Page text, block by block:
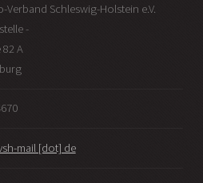
Verband Schleswig-Holstein e.V.
-
A
mail [dot] de